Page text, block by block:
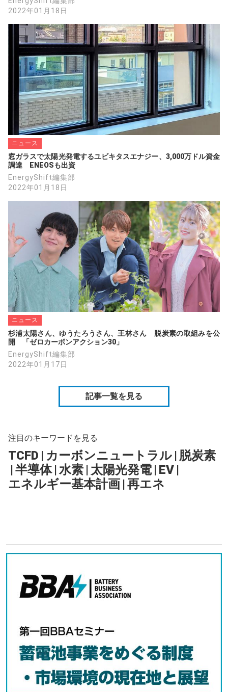
2022年01月18日
ニュース
窓ガラスで太陽光発電するユビキタスエナジー、3,000万ドル資金
調達　ENEOSも出資
EnergyShift編集部
2022年01月18日
ニュース
杉浦太陽さん、ゆうたろうさん、王林さん　脱炭素の取組みを公
開　「ゼロカーボンアクション30」
EnergyShift編集部
2022年01月17日
記事一覧を見る
注目のキーワードを見る
TCFD | カーボンニュートラル | 脱炭素
|半導体 |水素 | 太陽光発電 | EV |
エネルギー基本計画 |再エネ